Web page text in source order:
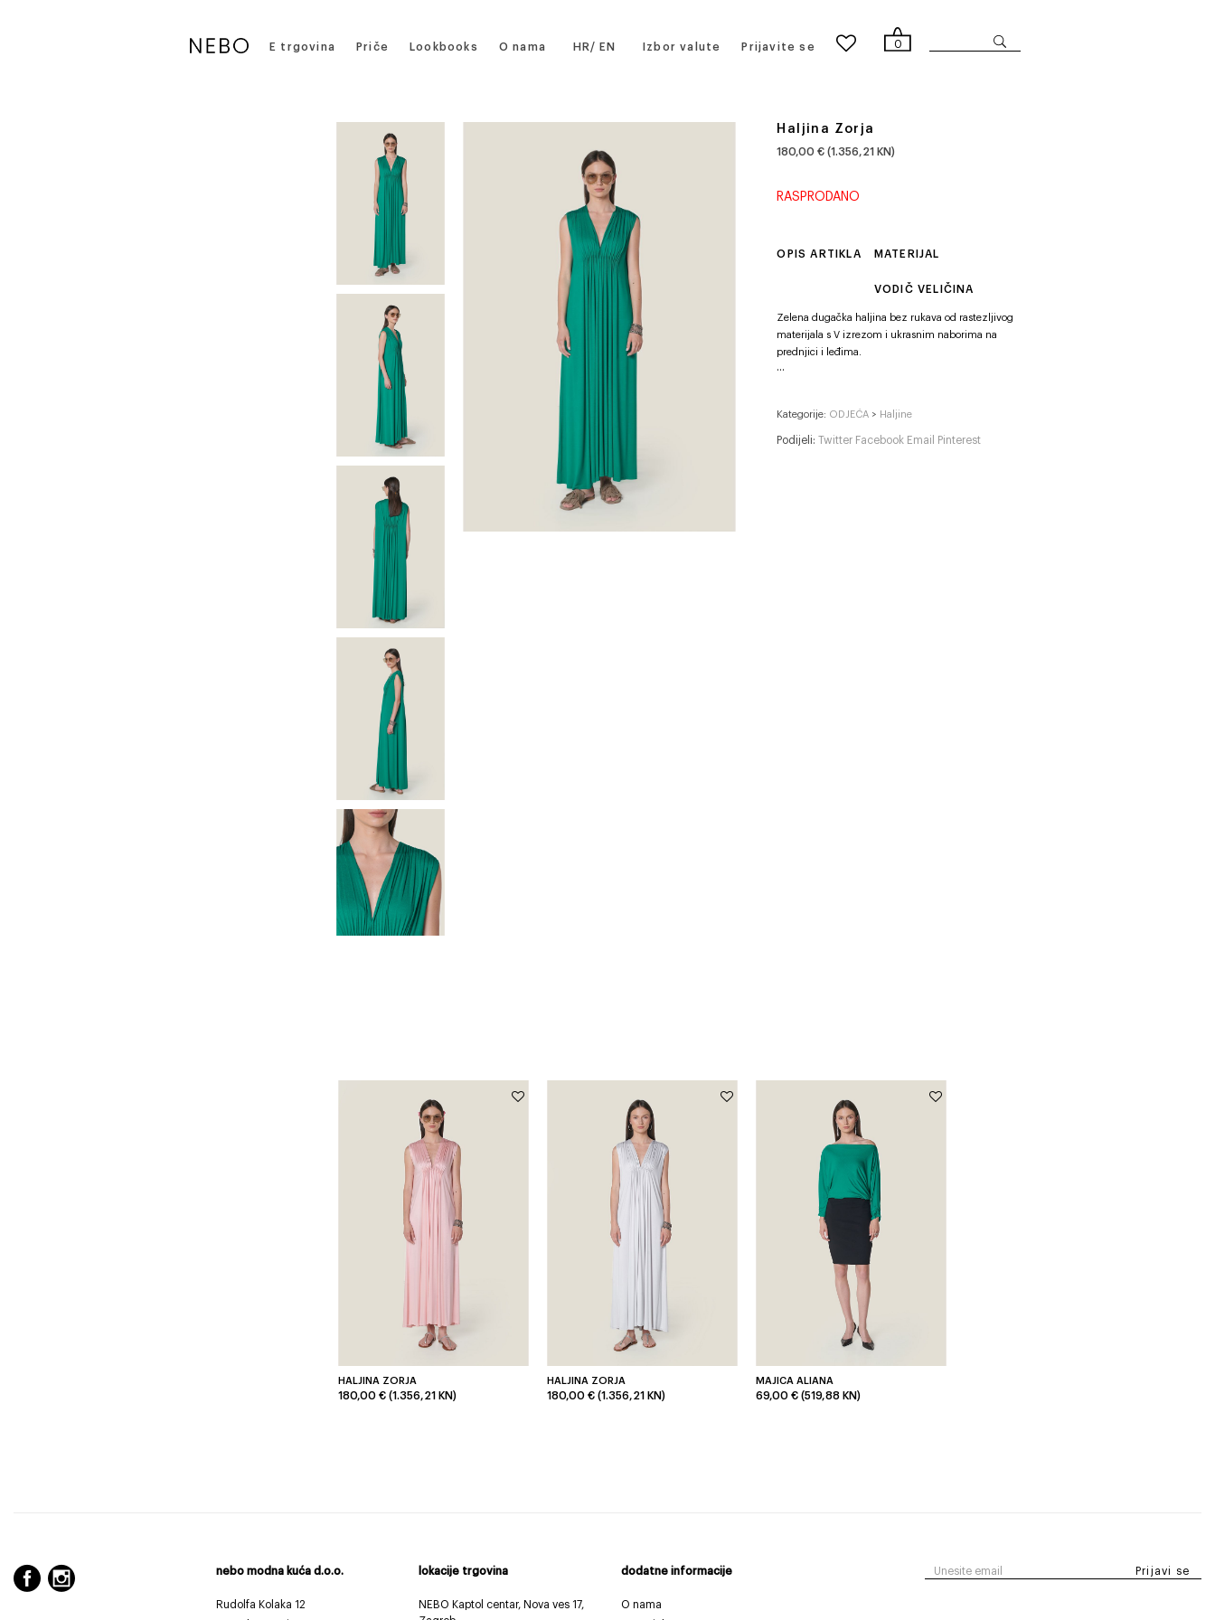
E trgovina Priče Lookbooks O nama HR EN Izbor valute Prijavite se 0
Haljina Zorja
180,00 € (1.356,21 KN)
RASPRODANO
OPIS ARTIKLA MATERIJAL
VODIČ VELIČINA
Zelena dugačka haljina bez rukava od rastezljivog
materijala s V izrezom i ukrasnim naborima na
prednjici i leđima.
Kategorije: ODJEĆA > Haljine
Podijeli:Twitter Facebook Email Pinterest
HALJINA ZORJA
180,00 € (1.356,21 KN)
HALJINA ZORJA
180,00 € (1.356,21 KN)
MAJICA ALIANA
69,00 € (519,88 KN)
nebo modna kuća d.o.o.
Rudolfa Kolaka 12
lokacije trgovina
NEBO Kaptol centar, Nova ves 17,
dodatne informacije
O nama
Prijavi se